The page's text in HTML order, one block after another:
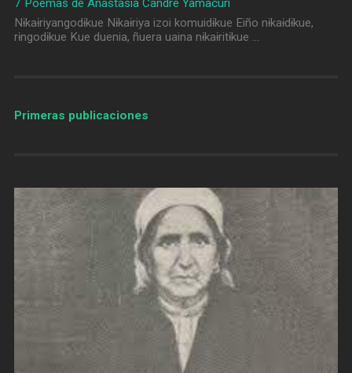
7 Poemas de Anastasia Candre Yamacuri
Nɨkaɨriyangodɨkue Nɨkaɨriya izoi komuidɨkue Eiño nɨkaɨdɨkue,
rɨngodɨkue Kue duenia, ñuera uaina nɨkaɨritɨkue …
Primeras publicaciones